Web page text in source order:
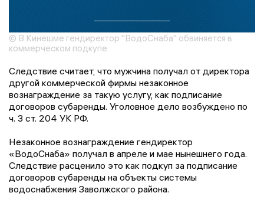
© В Кинешме гендиректор "ВодоСнаба" обвиняется в
коммерческом подкупе
Следствие считает, что мужчина получал от директора
другой коммерческой фирмы незаконное
вознаграждение за такую услугу, как подписание
договоров субаренды. Уголовное дело возбуждено по
ч. 3 ст. 204 УК РФ.
Незаконное вознаграждение гендиректор
«ВодоСнаба» получал в апреле и мае нынешнего года.
Следствие расценило это как подкуп за подписание
договоров субаренды на объекты системы
водоснабжения Заволжского района.